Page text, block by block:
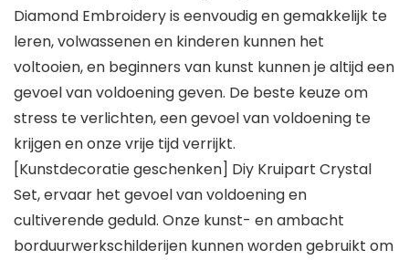
Diamond Embroidery is eenvoudig en gemakkelijk te
leren, volwassenen en kinderen kunnen het
voltooien, en beginners van kunst kunnen je altijd een
gevoel van voldoening geven. De beste keuze om
stress te verlichten, een gevoel van voldoening te
krijgen en onze vrije tijd verrijkt.
[Kunstdecoratie geschenken] Diy Kruipart Crystal
Set, ervaar het gevoel van voldoening en
cultiverende geduld. Onze kunst- en ambacht
borduurwerkschilderijen kunnen worden gebruikt om